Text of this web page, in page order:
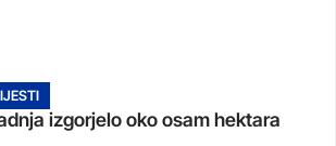
izgorjelo oko osam hektara